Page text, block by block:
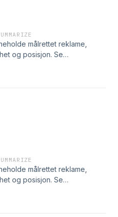
målrettet reklame,
og posisjon. Se
og dine valg om
målrettet reklame,
og posisjon. Se
og dine valg om